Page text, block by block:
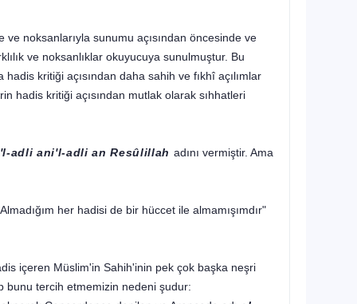
noksanlarıyla sunumu açısından öncesinde ve
ve noksanlıklar okuyucuya sunulmuştur. Bu
kritiği açısından daha sahih ve fıkhî açılımlar
hadis kritiği açısından mutlak olarak sıhhatleri
adli ani'l-adli an Resûlillah adını vermiştir. Ama
her hadisi de bir hüccet ile almamışımdır"
içeren Müslim'in Sahih'inin pek çok başka neşri
bunu tercih etmemizin nedeni şudur: